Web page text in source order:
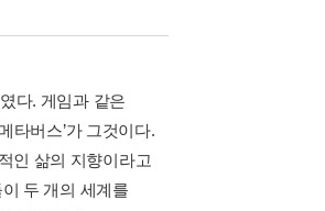
다. 게임과 같은
타버스’가 그것이다.
인 삶의 지향이라고
두 개의 세계를